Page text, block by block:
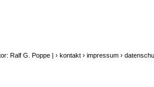
Ralf G. Poppe | › kontakt › impressum ›